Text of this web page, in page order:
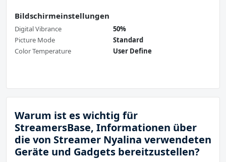
Bildschirmeinstellungen
Digital Vibrance
50%
Picture Mode
Standard
Color Temperature
User Define
Warum ist es wichtig für
StreamersBase, Informationen über
die von Streamer Nyalina verwendeten
Geräte und Gadgets bereitzustellen?